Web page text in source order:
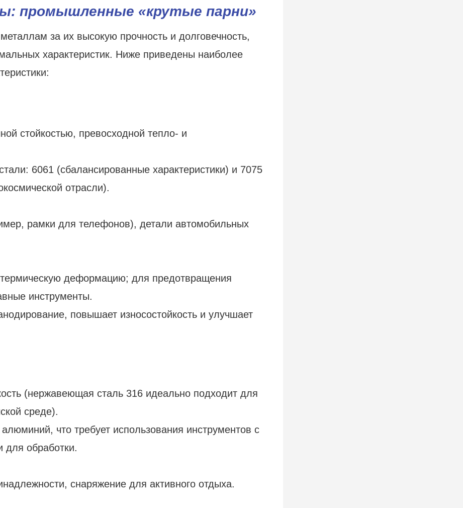
промышленные «крутые парни»
за их высокую прочность и долговечность,
характеристик. Ниже приведены наиболее
стойкостью, превосходной тепло- и
6061 (сбалансированные характеристики) и 7075
отрасли).
рамки для телефонов), детали автомобильных
деформацию; для предотвращения
инструменты.
повышает износостойкость и улучшает
(нержавеющая сталь 316 идеально подходит для
среде).
что требует использования инструментов с
обработки.
снаряжение для активного отдыха.